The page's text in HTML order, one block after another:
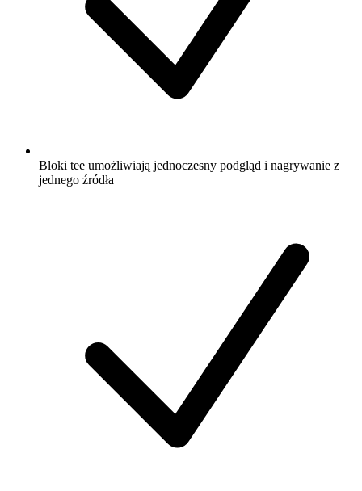
Bloki tee umożliwiają jednoczesny podgląd i nagrywanie z
jednego źródła